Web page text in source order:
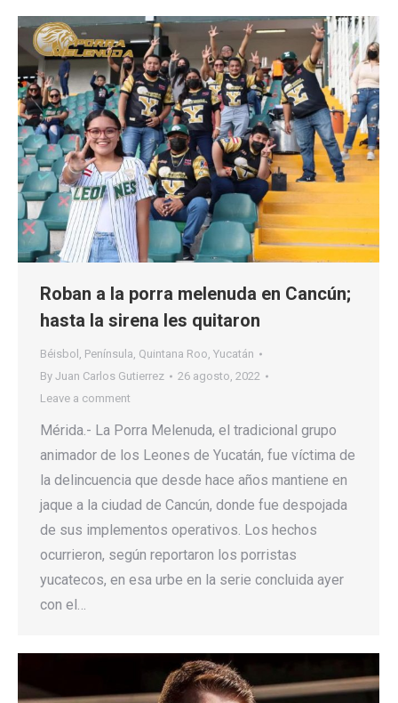
Roban a la porra melenuda en Cancún;
hasta la sirena les quitaron
Béisbol , Península, Quintana Roo, Yucatán
By Juan Carlos Gutierrez
26 agosto, 2022
Leave a comment
Mérida.- La Porra Melenuda, el tradicional grupo
animador de los Leones de Yucatán, fue víctima de
la delincuencia que desde hace años mantiene en
jaque a la ciudad de Cancún, donde fue despojada
de sus implementos operativos. Los hechos
ocurrieron, según reportaron los porristas
yucatecos, en esa urbe en la serie concluida ayer
con el…